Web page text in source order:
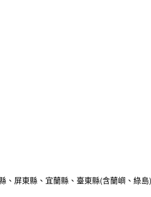
屏東縣、宜蘭縣、臺東縣(含蘭嶼、綠